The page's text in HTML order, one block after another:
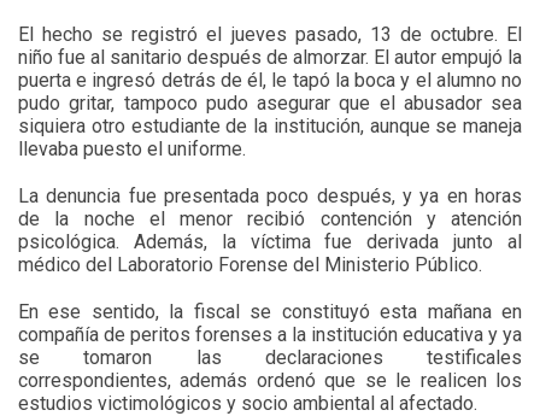
El hecho se registró el jueves pasado, 13 de octubre. El
niño fue al sanitario después de almorzar. El autor empujó la
puerta e ingresó detrás de él, le tapó la boca y el alumno no
pudo gritar, tampoco pudo asegurar que el abusador sea
siquiera otro estudiante de la institución, aunque se maneja
llevaba puesto el uniforme.
La denuncia fue presentada poco después, y ya en horas
de la noche el menor recibió contención y atención
psicológica. Además, la víctima fue derivada junto al
médico del Laboratorio Forense del Ministerio Público.
En ese sentido, la fiscal se constituyó esta mañana en
compañía de peritos forenses a la institución educativa y ya
se tomaron las declaraciones testificales
correspondientes, además ordenó que se le realicen los
estudios victimológicos y socio ambiental al afectado.